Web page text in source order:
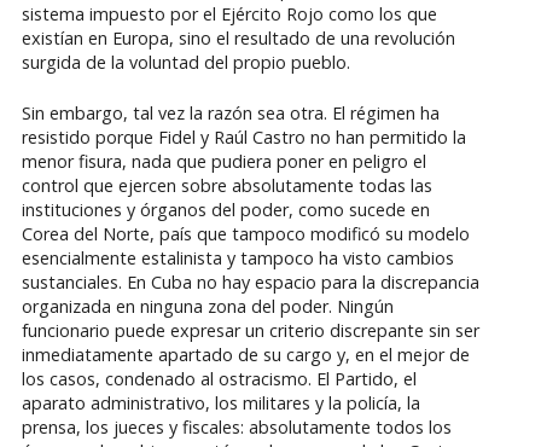
sistema impuesto por el Ejército Rojo como los que
existían en Europa, sino el resultado de una revolución
surgida de la voluntad del propio pueblo.
Sin embargo, tal vez la razón sea otra. El régimen ha
resistido porque Fidel y Raúl Castro no han permitido la
menor fisura, nada que pudiera poner en peligro el
control que ejercen sobre absolutamente todas las
instituciones y órganos del poder, como sucede en
Corea del Norte, país que tampoco modificó su modelo
esencialmente estalinista y tampoco ha visto cambios
sustanciales. En Cuba no hay espacio para la discrepancia
organizada en ninguna zona del poder. Ningún
funcionario puede expresar un criterio discrepante sin ser
inmediatamente apartado de su cargo y, en el mejor de
los casos, condenado al ostracismo. El Partido, el
aparato administrativo, los militares y la policía, la
prensa, los jueces y fiscales: absolutamente todos los